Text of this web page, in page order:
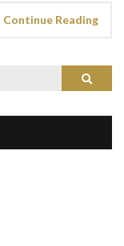
Continue Reading
Search